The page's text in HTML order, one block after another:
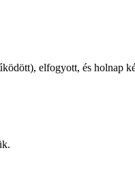
elfogyott, és holnap